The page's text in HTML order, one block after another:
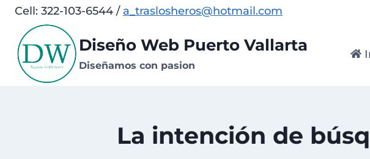
Saltar
contenido
Cell: 322-103-6544 / a_traslosheros@hotmail.com
Diseño Web Puerto Vallarta
Diseñamos con pasion
La intención de